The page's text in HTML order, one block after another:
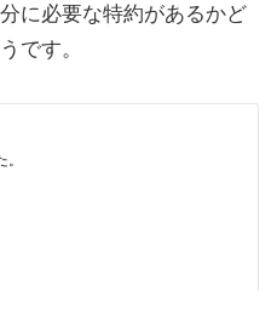
に必要な特約があるかど
です。